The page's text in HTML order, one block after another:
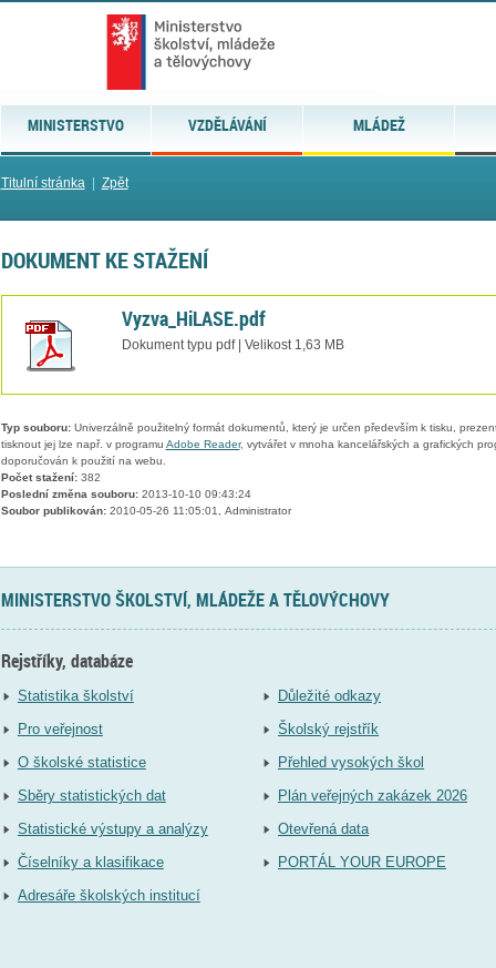
MINISTERSTVO VZDĚLÁVÁNÍ MLÁDEŽ
Titulní stránka| Zpět
DOKUMENT KE STAŽENÍ
Vyzva_HiLASE.pdf
Dokument typu pdf | Velikost 1,63 MB
Typ souboru:Univerzálně použitelný formát dokumentů, který je určen především k tisku,
tisknout jej lze např. v programu Adobe Reader, vytvářet v mnoha kancelářských a grafických
doporučován k použití na webu.
Počet stažení:382
Poslední změna souboru:2013-10-10 09:43:24
Soubor publikován:2010-05-26 11:05:01, Administrator
MINISTERSTVO ŠKOLSTVÍ, MLÁDEŽE A TĚLOVÝCHOVY
Rejstříky, databáze
Statistika školství
Pro veřejnost
O školské statistice
Sběry statistických dat
Statistické výstupy a analýzy
Číselníky a klasifikace
Adresáře školských institucí
Důležité odkazy
Školský rejstřík
Přehled vysokých škol
Plán veřejných zakázek 2026
Otevřená data
PORTÁL YOUR EUROPE